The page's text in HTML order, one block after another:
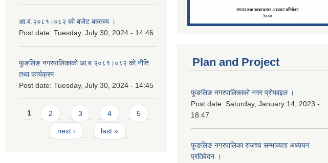
आ.ब.२०८१।०८२ को बजेट बक्तव्य ।
Post date: Tuesday, July 30, 2024 - 14:46
फुङलिङ नगरपालिकाको आ.ब.२०८१।०८२ को नीति
तथा कार्यक्रम
Post date: Tuesday, July 30, 2024 - 14:45
Pages
1 2 3 4 5
next › last »
Plan and Project
फुङलिङ नगरपालिकाको नगर प्रोफाइल ।
Post date: Saturday, January 14, 2023 -
18:47
फुङलिङ नगरपालिका राजश्व सम्भाव्यता अध्ययन
प्रतिवेदन ।